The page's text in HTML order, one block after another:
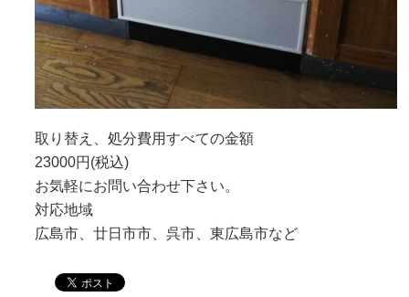
取り替え、処分費用すべての金額
23000円(税込)
お気軽にお問い合わせ下さい。
対応地域
広島市、廿日市市、呉市、東広島市など